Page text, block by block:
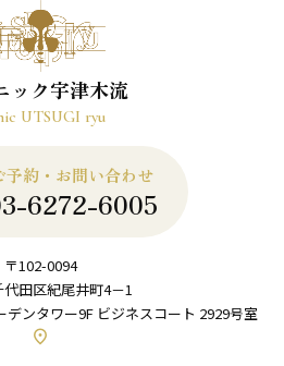
ック宇津木流
UTSUGI ryu
予約・お問い合わせ
6272-6005
〒102-0094
田区紀尾井町4－1
ンタワー9F ビジネスコート 2929号室
place